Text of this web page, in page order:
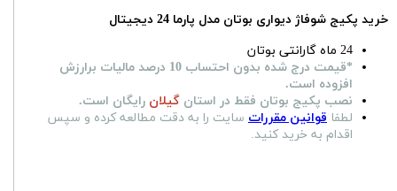
خرید پکیج شوفاژ دیواری بوتان مدل پارما 24 دیجیتال
24 ماه گارانتی بوتان
*قیمت درج شده بدون احتساب 10 درصد مالیات برارزش
افزوده است.
نصب پکیج بوتان فقط در استان گیلان رایگان است.
لطفا قوانین مقررات سایت را به دقت مطالعه کرده و سپس
اقدام به خرید کنید.